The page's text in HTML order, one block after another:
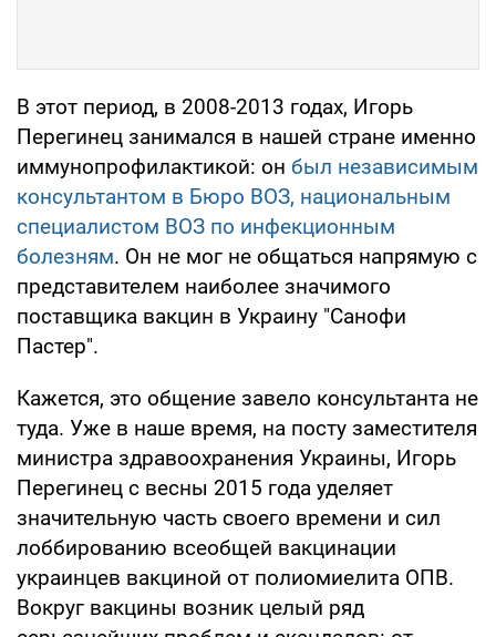
В этот период, в 2008-2013 годах, Игорь
Перегинец занимался в нашей стране именно
иммунопрофилактикой: он был независимым
консультантом в Бюро ВОЗ, национальным
специалистом ВОЗ по инфекционным
болезням. Он не мог не общаться напрямую с
представителем наиболее значимого
поставщика вакцин в Украину "Санофи
Пастер".
Кажется, это общение завело консультанта не
туда. Уже в наше время, на посту заместителя
министра здравоохранения Украины, Игорь
Перегинец с весны 2015 года уделяет
значительную часть своего времени и сил
лоббированию всеобщей вакцинации
украинцев вакциной от полиомиелита ОПВ.
Вокруг вакцины возник целый ряд